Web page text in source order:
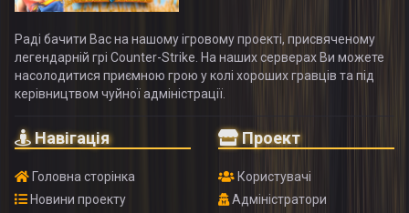
Раді бачити Вас на нашому ігровому проекті, присвяченому
легендарній грі Counter-Strike. На наших серверах Ви можете
насолодитися приємною грою у колі хороших гравців та під
керівництвом чуйної адміністрації.
Навігація
Головна сторінка
Новини проекту
Проект
Користувачі
Адміністратори